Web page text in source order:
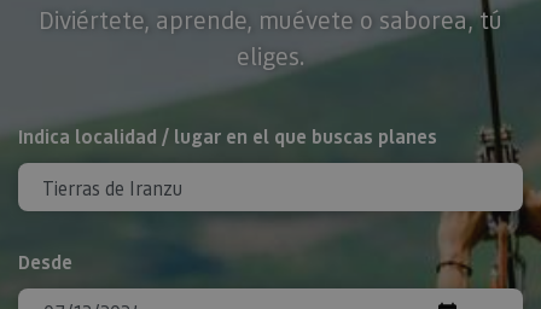
Diviértete, aprende, muévete o saborea, tú
eliges.
BUSCAR
Indica localidad / lugar en el que buscas planes
Desde